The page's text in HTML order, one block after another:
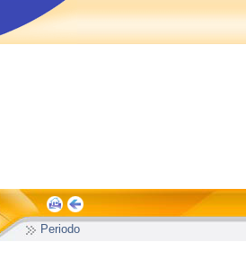
Periodo